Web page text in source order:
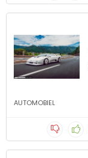
AUTOMOBIEL